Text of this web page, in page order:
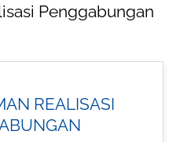
Penggabungan
REALISASI